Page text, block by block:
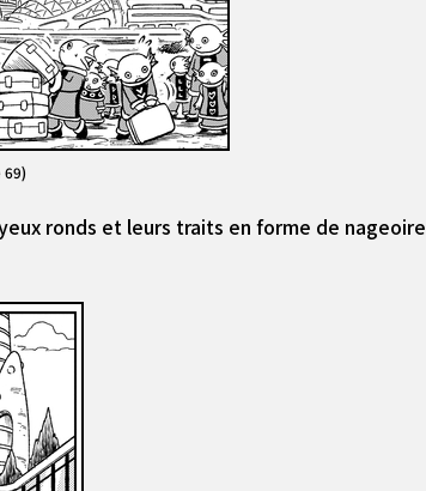
ronds et leurs traits en forme de